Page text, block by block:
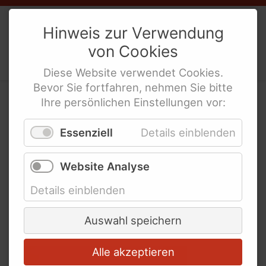
Unsere Veröffentlichungen
WeiberZEIT
Bisherige Ausgaben
Schlagworte
WeiberZEIT "Leicht gesagt"
Bisherige Ausgaben
Schlagworte
Animierte Erklärfilme
Wir sind Weibernetz
Gynäkologische Versorgung
Weibernetze.V.
Politische Interes­sen­ver­tre­tung
behinderte Frauen
Staatenprüfung
verdeutlicht Defizite
beim Gewaltschutz und
den Rechten
behinderter Frauen
Hinweis zur Verwendung
von Cookies
Diese Website verwendet Cookies.
Bevor Sie fortfahren, nehmen Sie bitte
Ihre persönlichen Einstellungen vor:
Essenziell Details einblenden
Website Analyse
Details einblenden
Auswahl speichern
Alle akzeptieren